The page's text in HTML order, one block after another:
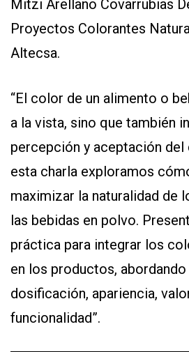
Mitzi Arellano Covarrubias
Proyectos Colorantes
Altecsa.
“El color de un alimento o
a la vista, sino que también
percepción y aceptación del
esta charla exploramos
maximizar la naturalidad de
las bebidas en polvo.
práctica para integrar los
en los productos,
dosificación, apariencia,
funcionalidad”.